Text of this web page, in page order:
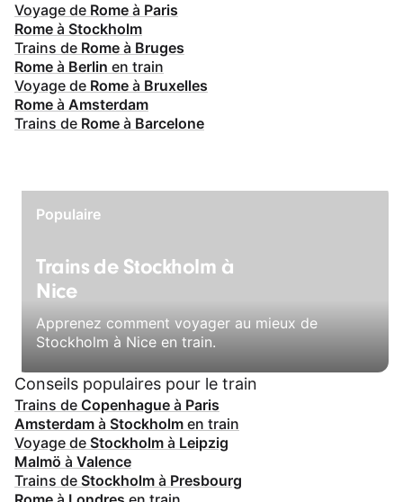
Voyage de Rome à Paris
Rome à Stockholm
Trains de Rome à Bruges
Rome à Berlin en train
Voyage de Rome à Bruxelles
Rome à Amsterdam
Trains de Rome à Barcelone
Populaire
Trains de Stockholm à
Nice
Apprenez comment voyager au mieux de
Stockholm à Nice en train.
Conseils populaires pour le train
Trains de Copenhague à Paris
Amsterdam à Stockholm en train
Voyage de Stockholm à Leipzig
Malmö à Valence
Trains de Stockholm à Presbourg